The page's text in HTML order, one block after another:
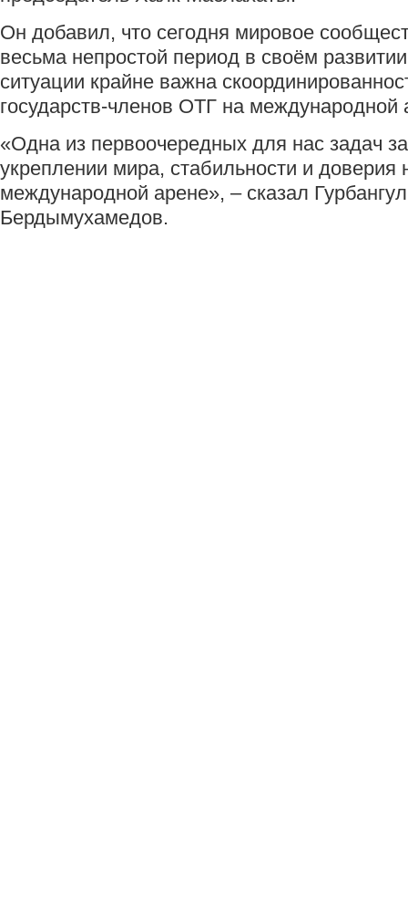
Он добавил, что сегодня мировое
весьма непростой период в своём
ситуации крайне важна
государств-членов ОТГ на международной
«Одна из первоочередных для нас задач
укреплении мира, стабильности и доверия
международной арене», – сказал
Бердымухамедов.